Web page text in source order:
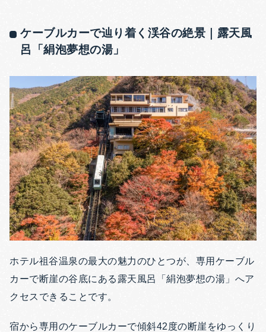
ケーブルカーで辿り着く渓谷の絶景｜露天風
呂「絹泡夢想の湯」
ホテル祖谷温泉の最大の魅力のひとつが、専用ケーブル
カーで断崖の谷底にある露天風呂「絹泡夢想の湯」へア
クセスできることです。
宿から専用のケーブルカーで傾斜42度の断崖をゆっくり